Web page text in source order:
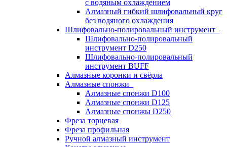
с водяным охлаждением
Алмазный гибкий шлифовальный круг
без водяного охлаждения
Шлифовально-полировальный инструмент
Шлифовально-полировальный
инструмент D250
Шлифовально-полировальный
инструмент BUFF
Алмазные коронки и свёрла
Алмазные спонжи
Алмазные спонжи D100
Алмазные спонжи D125
Алмазные спонжы D250
Фреза торцевая
Фреза профильная
Ручной алмазный инструмент